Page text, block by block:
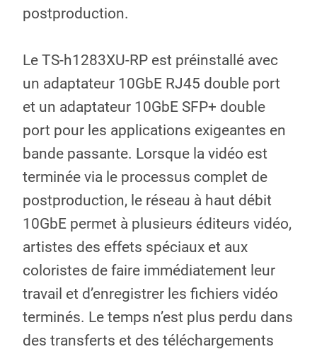
postproduction.
Le TS-h1283XU-RP est préinstallé avec
un adaptateur 10GbE RJ45 double port
et un adaptateur 10GbE SFP+ double
port pour les applications exigeantes en
bande passante. Lorsque la vidéo est
terminée via le processus complet de
postproduction, le réseau à haut débit
10GbE permet à plusieurs éditeurs vidéo,
artistes des effets spéciaux et aux
coloristes de faire immédiatement leur
travail et d’enregistrer les fichiers vidéo
terminés. Le temps n’est plus perdu dans
des transferts et des téléchargements